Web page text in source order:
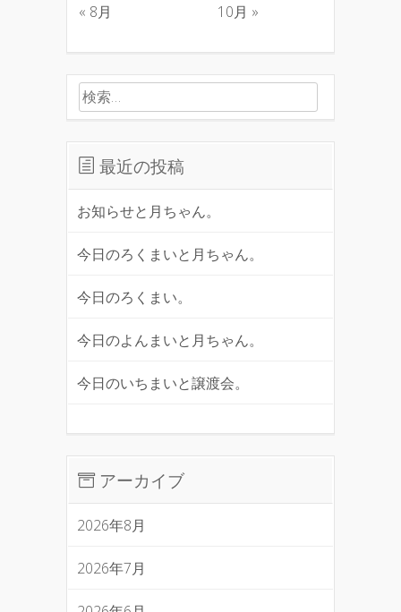
« 8月 10月 »
検索:
最近の投稿
お知らせと月ちゃん。
今日のろくまいと月ちゃん。
今日のろくまい。
今日のよんまいと月ちゃん。
今日のいちまいと譲渡会。
アーカイブ
2026年8月
2026年7月